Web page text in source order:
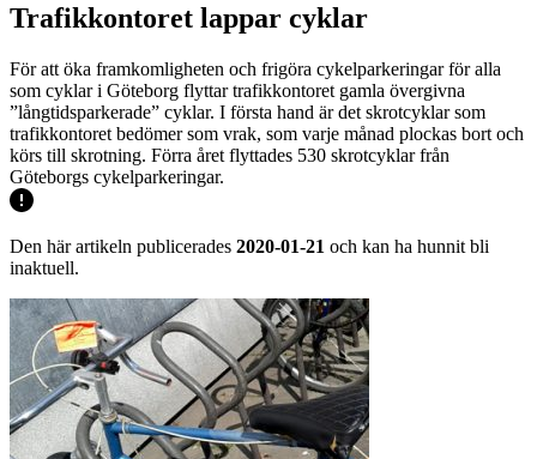
Trafikkontoret lappar cyklar
För att öka framkomligheten och frigöra cykelparkeringar för alla
som cyklar i Göteborg flyttar trafikkontoret gamla övergivna
”långtidsparkerade” cyklar. I första hand är det skrotcyklar som
trafikkontoret bedömer som vrak, som varje månad plockas bort och
körs till skrotning. Förra året flyttades 530 skrotcyklar från
Göteborgs cykelparkeringar.
Den här artikeln publicerades 2020-01-21 och kan ha hunnit bli
inaktuell.